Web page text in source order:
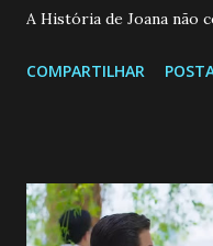
A História de Joana não
de 25/05/26 a 31/05/26
permanecer virgem até
ama, o que não é fácil, já
COMPARTILHAR